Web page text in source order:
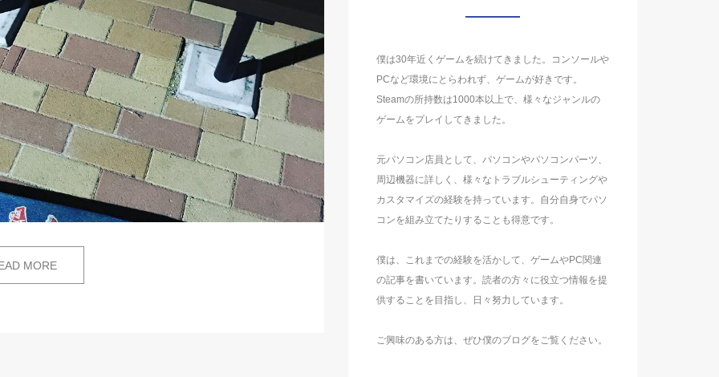
MORE
僕は30年近くゲームを続けてきました。コンソールや
PCなど環境にとらわれず、ゲームが好きです。
Steamの所持数は1000本以上で、様々なジャンルの
ゲームをプレイしてきました。
元パソコン店員として、パソコンやパソコンパーツ、
周辺機器に詳しく、様々なトラブルシューティングや
カスタマイズの経験を持っています。自分自身でパソ
コンを組み立てたりすることも得意です。
僕は、これまでの経験を活かして、ゲームやPC関連
の記事を書いています。読者の方々に役立つ情報を提
供することを目指し、日々努力しています。
ご興味のある方は、ぜひ僕のブログをご覧ください。